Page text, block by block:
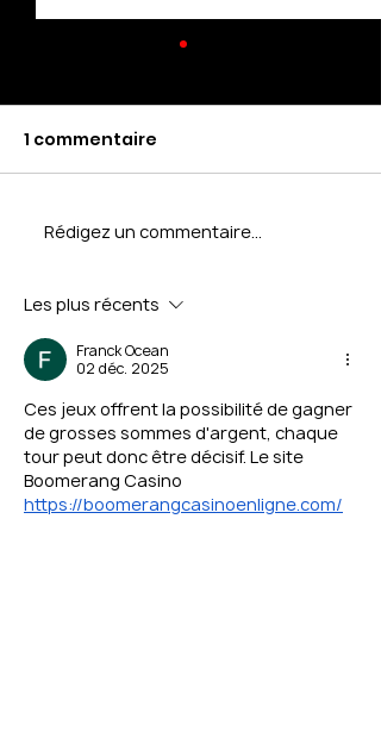
Comment entretenir
1 commentaire
Rédigez un commentaire...
Les plus récents
Franck Ocean
02 déc. 2025
Ces jeux offrent la possibilité de gagner
de grosses sommes d'argent, chaque
tour peut donc être décisif. Le site
Boomerang Casino
https://boomerangcasinoenligne.com/